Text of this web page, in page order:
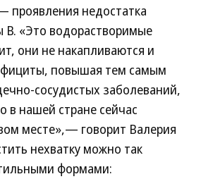
проявления недостатка
В. «Это водорастворимые
они не накапливаются и
повышая тем самым
сосудистых заболеваний,
в нашей стране сейчас
месте»,— говорит Валерия
нехватку можно так
формами: